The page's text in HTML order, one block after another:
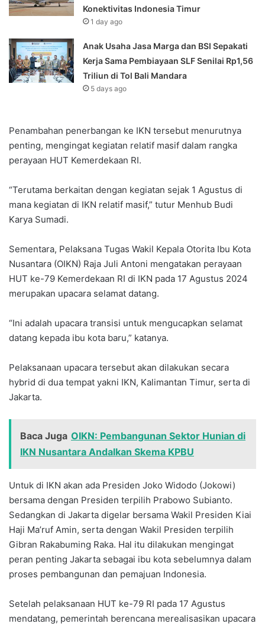
Konektivitas Indonesia Timur
1 day ago
Anak Usaha Jasa Marga dan BSI Sepakati
Kerja Sama Pembiayaan SLF ‎Senilai Rp1,56
Triliun di Tol Bali Mandara‎‎
5 days ago
Penambahan penerbangan ke IKN tersebut menurutnya
penting, mengingat kegiatan relatif masif dalam rangka
perayaan HUT Kemerdekaan RI.
“Terutama berkaitan dengan kegiatan sejak 1 Agustus di
mana kegiatan di IKN relatif masif,” tutur Menhub Budi
Karya Sumadi.
Sementara, Pelaksana Tugas Wakil Kepala Otorita Ibu Kota
Nusantara (OIKN) Raja Juli Antoni mengatakan perayaan
HUT ke-79 Kemerdekaan RI di IKN pada 17 Agustus 2024
merupakan upacara selamat datang.
“Ini adalah upacara transisi untuk mengucapkan selamat
datang kepada ibu kota baru,” katanya.
Pelaksanaan upacara tersebut akan dilakukan secara
hybrid di dua tempat yakni IKN, Kalimantan Timur, serta di
Jakarta.
Baca Juga OIKN: Pembangunan Sektor Hunian di
IKN Nusantara Andalkan Skema KPBU
Untuk di IKN akan ada Presiden Joko Widodo (Jokowi)
bersama dengan Presiden terpilih Prabowo Subianto.
Sedangkan di Jakarta digelar bersama Wakil Presiden Kiai
Haji Ma’ruf Amin, serta dengan Wakil Presiden terpilih
Gibran Rakabuming Raka. Hal itu dilakukan mengingat
peran penting Jakarta sebagai ibu kota sebelumnya dalam
proses pembangunan dan pemajuan Indonesia.
Setelah pelaksanaan HUT ke-79 RI pada 17 Agustus
mendatang, pemerintah berencana merealisasikan upacara